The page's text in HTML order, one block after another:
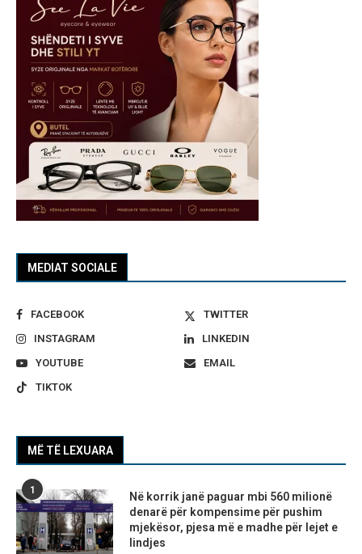
MEDIAT SOCIALE
FACEBOOK
TWITTER
INSTAGRAM
LINKEDIN
YOUTUBE
EMAIL
TIKTOK
MË TË LEXUARA
1
Në korrik janë paguar mbi 560 milionë
denarë për kompensime për pushim
mjekësor, pjesa më e madhe për lejet e
lindjes